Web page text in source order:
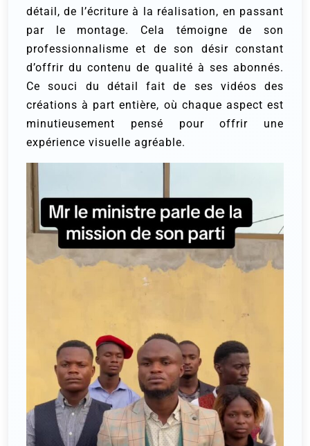
détail, de l’écriture à la réalisation, en passant
par le montage. Cela témoigne de son
professionnalisme et de son désir constant
d’offrir du contenu de qualité à ses abonnés.
Ce souci du détail fait de ses vidéos des
créations à part entière, où chaque aspect est
minutieusement pensé pour offrir une
expérience visuelle agréable.